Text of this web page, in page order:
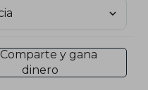
Comparte y gana
dinero